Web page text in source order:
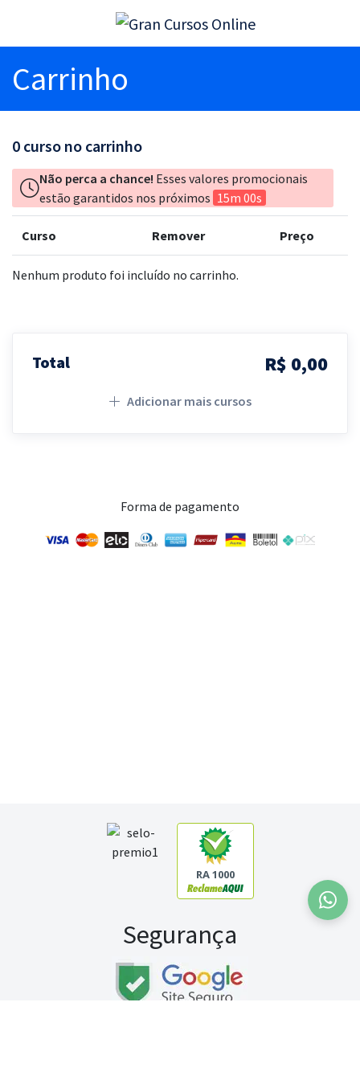
Carrinho
0 curso no carrinho
Não perca a chance! Esses valores promocionais
estão garantidos nos próximos 15m 00s
Curso Remover Preço
Nenhum produto foi incluído no carrinho.
Total R$ 0,00
Adicionar mais cursos
Forma de pagamento
RA 1000
Segurança